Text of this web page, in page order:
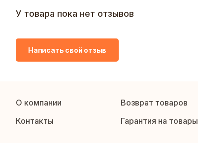
У товара пока нет отзывов
Написать свой отзыв
О компании Возврат товаров
Контакты
Гарантия на товары